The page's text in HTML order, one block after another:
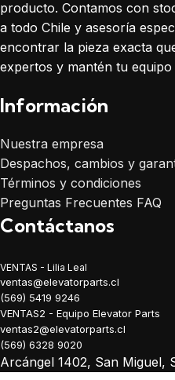
producto. Contamos con
a todo Chile y asesoría
encontrar la pieza exacta
expertos y mantén tu
Información
Nuestra empresa
Despachos, cambios y
Términos y condiciones
Preguntas Frecuentes FAQ
Contáctanos
VENTAS - Lilia Leal
ventas@elevatorparts.cl
(569) 5419 9246
VENTAS2 - Equipo Elevator Parts
ventas2@elevatorparts.cl
(569) 6328 9020
Arcángel 1402, San Miguel,